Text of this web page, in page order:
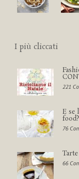
I più cliccati
221
E se
76
66